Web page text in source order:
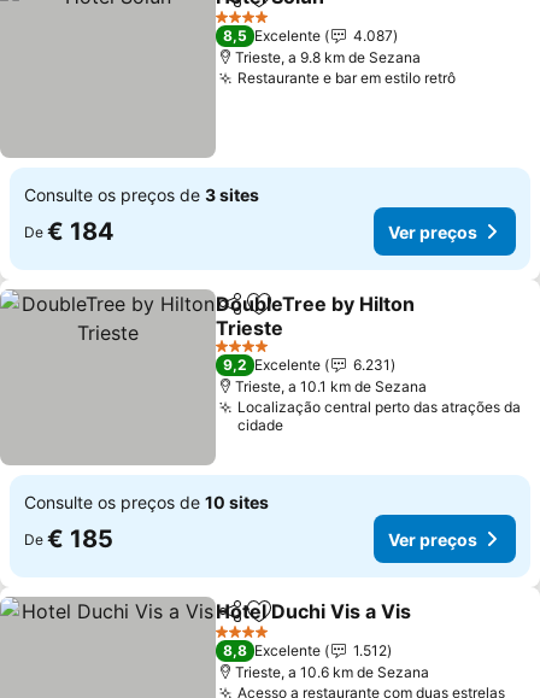
PartilharAdicionar aos favoritos
4 Estrelas
8,5 Excelente
4.087
Trieste, a 9.8 km de Sezana
Restaurante e bar em estilo retrô
Consulte os preços de 3 sites
De € 184 Ver preços
PartilharAdicionar aos favoritos
DoubleTree by Hilton
Trieste
4 Estrelas
9,2 Excelente
6.231
Trieste, a 10.1 km de Sezana
Localização central perto das atrações da
cidade
Consulte os preços de 10 sites
De € 185 Ver preços
PartilharAdicionar aos favoritos
Hotel Duchi Vis a Vis
4 Estrelas
8,8 Excelente
1.512
Trieste, a 10.6 km de Sezana
Acesso a restaurante com duas estrelas